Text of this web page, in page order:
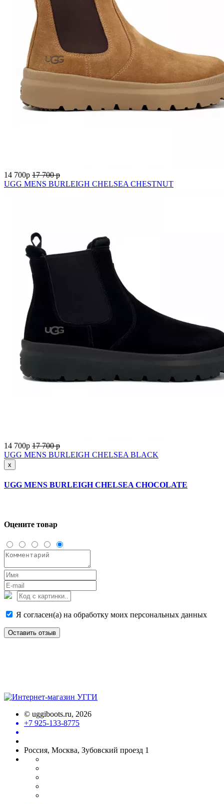
14 700p 17 700 p
UGG MENS BURLEIGH CHELSEA CHESTNUT
14 700p 17 700 p
UGG MENS BURLEIGH CHELSEA BLACK
x
UGG MENS BURLEIGH CHELSEA CHOCOLATE
Оцените товар
Я согласен(а) на обработку моих персональных данных
Оставить отзыв
© uggiboots.ru, 2026
+7 925-133-8775
Россия, Москва, Зубовский проезд 1